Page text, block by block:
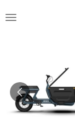
direct